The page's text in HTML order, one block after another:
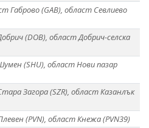
Габрово (GAB), област Севлиево
(DOB), област Добрич-селска
(SHU), област Нови пазар
Загора (SZR), област Казанлък
(PVN), област Кнежа (PVN39)